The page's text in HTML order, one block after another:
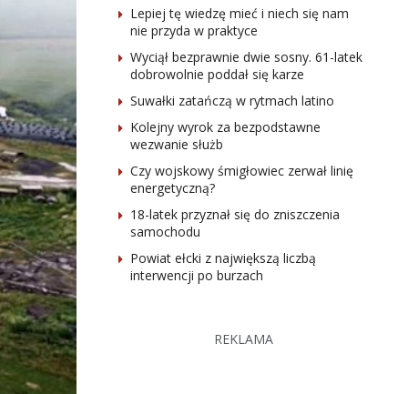
Lepiej tę wiedzę mieć i niech się nam
nie przyda w praktyce
Wyciął bezprawnie dwie sosny. 61-latek
dobrowolnie poddał się karze
Suwałki zatańczą w rytmach latino
Kolejny wyrok za bezpodstawne
wezwanie służb
Czy wojskowy śmigłowiec zerwał linię
energetyczną?
18-latek przyznał się do zniszczenia
samochodu
Powiat ełcki z największą liczbą
interwencji po burzach
REKLAMA